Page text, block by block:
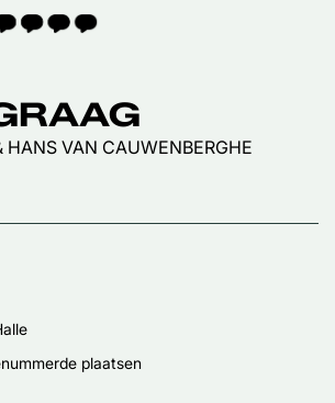
4
HANS VAN CAUWENBERGHE
plaatsen